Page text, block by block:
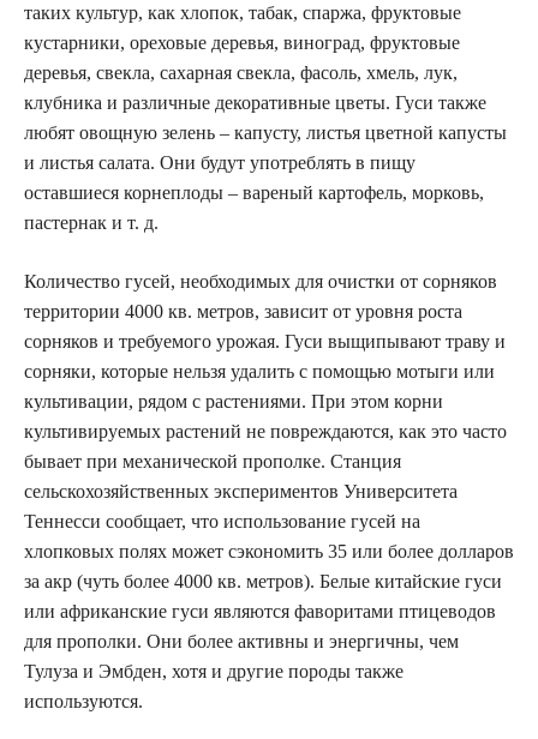
таких культур, как хлопок, табак, спаржа, фруктовые
кустарники, ореховые деревья, виноград, фруктовые
деревья, свекла, сахарная свекла, фасоль, хмель, лук,
клубника и различные декоративные цветы. Гуси также
любят овощную зелень – капусту, листья цветной капусты
и листья салата. Они будут употреблять в пищу
оставшиеся корнеплоды – вареный картофель, морковь,
пастернак и т. д.
Количество гусей, необходимых для очистки от сорняков
территории 4000 кв. метров, зависит от уровня роста
сорняков и требуемого урожая. Гуси выщипывают траву и
сорняки, которые нельзя удалить с помощью мотыги или
культивации, рядом с растениями. При этом корни
культивируемых растений не повреждаются, как это часто
бывает при механической прополке. Станция
сельскохозяйственных экспериментов Университета
Теннесси сообщает, что использование гусей на
хлопковых полях может сэкономить 35 или более долларов
за акр (чуть более 4000 кв. метров). Белые китайские гуси
или африканские гуси являются фаворитами птицеводов
для прополки. Они более активны и энергичны, чем
Тулуза и Эмбден, хотя и другие породы также
используются.